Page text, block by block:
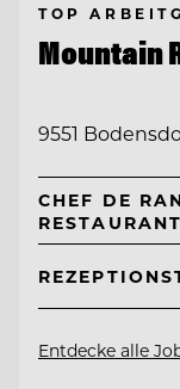
TOP
Mountain
9551
CHEF DE
RESTAURANT
Entdecke alle